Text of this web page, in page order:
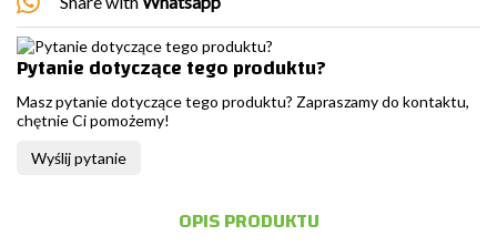
Pytanie dotyczące tego produktu?
Masz pytanie dotyczące tego produktu? Zapraszamy do kontaktu,
chętnie Ci pomożemy!
Wyślij pytanie
OPIS PRODUKTU